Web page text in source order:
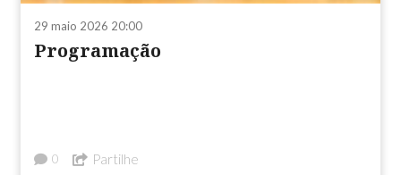
29 maio 2026 20:00
Programação
0 Partilhe